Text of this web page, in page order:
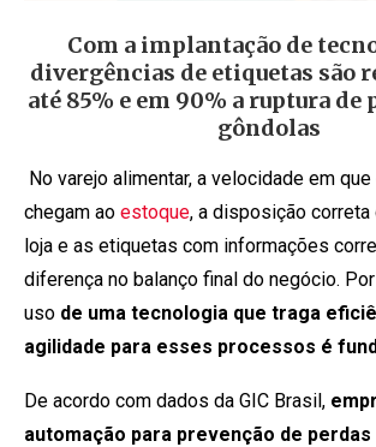
Com a implantação de
divergências de etiquetas são
até 85% e em 90% a ruptura de
gôndolas
No varejo alimentar, a velocidade em
chegam ao estoque, a disposição
loja e as etiquetas com informações
diferença no balanço final do negócio.
uso de uma tecnologia que traga
agilidade para esses processos é
De acordo com dados da GIC Brasil,
automação para prevenção de